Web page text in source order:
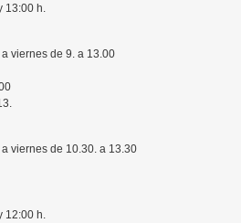
13:00 h.
a viernes de 9. a 13.00
a viernes de 10.30. a 13.30
12:00 h.